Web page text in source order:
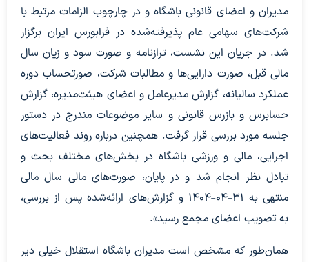
مدیران و اعضای قانونی باشگاه و در چارچوب الزامات مرتبط با
شرکت‌های سهامی عام پذیرفته‌شده در فرابورس ایران برگزار
شد. در جریان این نشست، ترازنامه و صورت سود و زیان سال
مالی قبل، صورت دارایی‌ها و مطالبات شرکت، صورتحساب دوره
عملکرد سالیانه، گزارش مدیرعامل و اعضای هیئت‌مدیره، گزارش
حسابرس و بازرس قانونی و سایر موضوعات مندرج در دستور
جلسه مورد بررسی قرار گرفت. همچنین درباره روند فعالیت‌های
اجرایی، مالی و ورزشی باشگاه در بخش‌های مختلف بحث و
تبادل نظر انجام شد و در پایان، صورت‌های مالی سال مالی
منتهی به ۳۱-۰۴-۱۴۰۴ و گزارش‌های ارائه‌شده پس از بررسی،
به تصویب اعضای مجمع رسید».
همان‌طور که مشخص است مدیران باشگاه استقلال خیلی دیر